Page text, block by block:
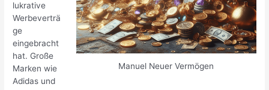
Manuel Neuer Vermögen
lukrative
Werbeverträ
ge
eingebracht
hat. Große
Marken wie
Adidas und